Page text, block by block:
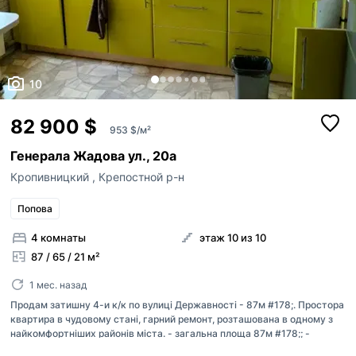
10
82 900 $ 953 $/м²
Генерала Жадова ул., 20а
Кропивницкий , Крепостной р-н
Попова
4 комнаты
87 / 65 / 21 м²
этаж 10 из 10
1 мес. назад
Продам затишну 4-и к/к по вулиці Державності - 87м #178;. Простора
квартира в чудовому стані, гарний ремонт, розташована в одному з
найкомфортніших районів міста. - загальна площа 87м #178;; -